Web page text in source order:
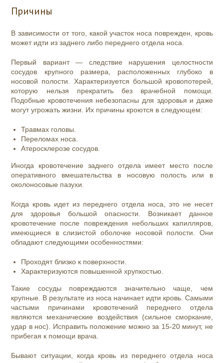
Причины
В зависимости от того, какой участок носа поврежден, кровь
может идти из заднего либо переднего отдела носа.
Первый вариант — следствие нарушения целостности
сосудов крупного размера, расположенных глубоко в
носовой полости. Характеризуется большой кровопотерей,
которую нельзя прекратить без врачебной помощи.
Подобные кровотечения небезопасны для здоровья и даже
могут угрожать жизни. Их причины кроются в следующем:
Травмах головы.
Переломах носа.
Атеросклерозе сосудов.
Иногда кровотечение заднего отдела имеет место после
оперативного вмешательства в носовую полость или в
околоносовые пазухи.
Когда кровь идет из переднего отдела носа, это не несет
для здоровья большой опасности. Возникает данное
кровотечение после повреждения небольших капилляров,
имеющиеся в слизистой оболочке носовой полости. Они
обладают следующими особенностями:
Проходят близко к поверхности.
Характеризуются повышенной хрупкостью.
Такие сосуды повреждаются значительно чаще, чем
крупные. В результате из носа начинает идти кровь. Самыми
частыми причинами кровотечений переднего отдела
являются механические воздействия (сильное сморкание,
удар в нос). Исправить положение можно за 15-20 минут, не
прибегая к помощи врача.
Бывают ситуации, когда кровь из переднего отдела носа